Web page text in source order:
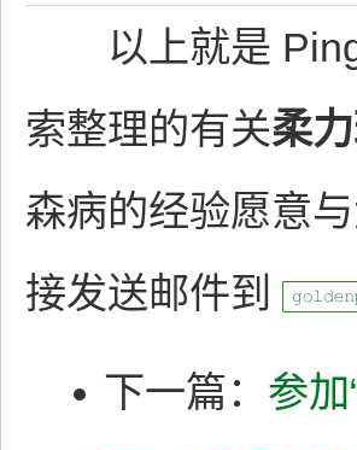
以上就是
索整理的有关柔
森病的经验愿意
接发送邮件到
下一篇： 参